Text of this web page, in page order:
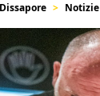
Dissapore Notizie